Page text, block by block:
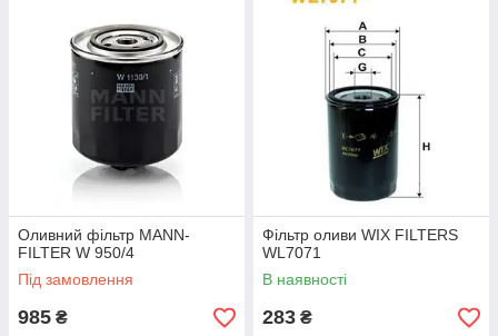
Оливний фільтр MANN-
FILTER W 950/4
Під замовлення
985 ₴
Фільтр оливи WIX FILTERS
WL7071
В наявності
283 ₴